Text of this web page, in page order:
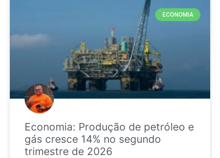
ECONOMIA
Economia: Produção de petróleo e
gás cresce 14% no segundo
trimestre de 2026